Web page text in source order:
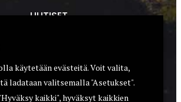
UUTISET
ASEET & OPTIIKKA
VARUSTEET
käytetään evästeitä. Voit valita,
ladataan valitsemalla "Asetukset".
kaikki", hyväksyt kaikkien